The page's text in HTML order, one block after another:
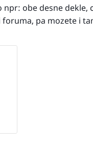
obe desne
pa mozete i